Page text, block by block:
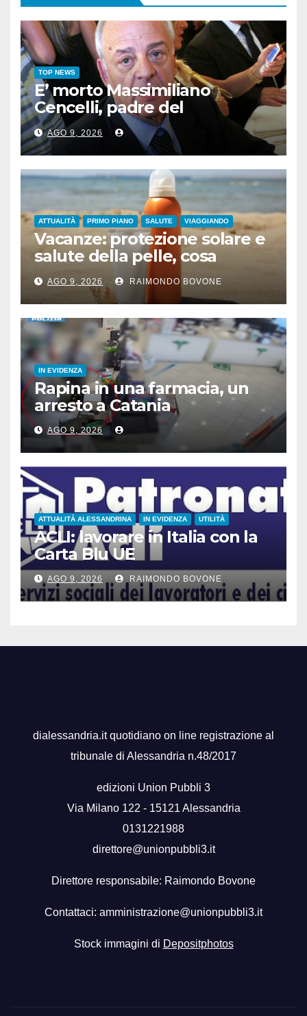
TOP NEWS
E’ morto Massimiliano
Cencelli, padre del
“manuale” omonimo
AGO 9, 2026
ATTUALITÀ PRIMO PIANO SALUTE VIAGGIANDO
Vacanze: protezione solare e
salute della pelle, cosa
dicono le evidenze
scientifiche
AGO 9, 2026 RAIMONDO BOVONE
IN EVIDENZA
Rapina in una farmacia, un
arresto a Catania
AGO 9, 2026
ATTUALITÀ ALESSANDRINA IN EVIDENZA UTILITÀ
ACLI: lavorare in Italia con la
Carta Blu UE
AGO 9, 2026 RAIMONDO BOVONE
dialessandria.it quotidiano on line registrazione al
tribunale di Alessandria n.48/2017
edizioni Union Pubbli 3
Via Milano 122 - 15121 Alessandria
0131221988
direttore@unionpubbli3.it
Direttore responsabile: Raimondo Bovone
Contattaci: amministrazione@unionpubbli3.it
Stock immagini di Depositphotos